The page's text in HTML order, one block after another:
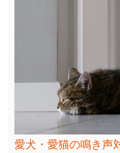
愛犬・愛猫の鳴き声